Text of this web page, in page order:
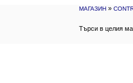
МАГАЗИН »
Търси в целия